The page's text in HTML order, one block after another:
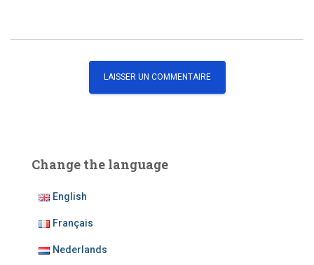
Change the language
English
Français
Nederlands